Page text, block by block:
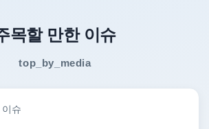
목할 만한 이슈
top_by_media
슈